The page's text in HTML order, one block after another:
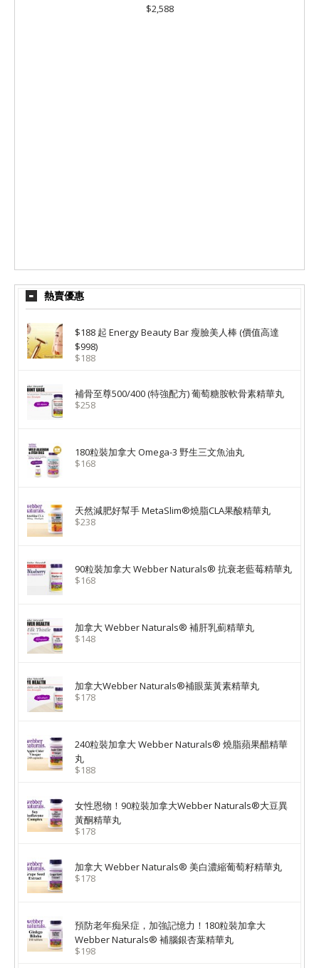
$2,588
熱賣優惠
$188 起 Energy Beauty Bar 瘦臉美人棒 (價值高達
$998)
$188
補骨至尊500/400 (特強配方) 葡萄糖胺軟骨素精華丸
$258
180粒裝加拿大 Omega-3 野生三文魚油丸
$168
天然減肥好幫手 MetaSlim®燒脂CLA果酸精華丸
$238
90粒裝加拿大 Webber Naturals® 抗衰老藍莓精華丸
$168
加拿大 Webber Naturals® 補肝乳薊精華丸
$148
加拿大Webber Naturals®補眼葉黃素精華丸
$178
240粒裝加拿大 Webber Naturals® 燒脂蘋果醋精華
丸
$188
女性恩物！90粒裝加拿大Webber Naturals®大豆異
黃酮精華丸
$178
加拿大 Webber Naturals® 美白濃縮葡萄籽精華丸
$178
預防老年痴呆症，加強記憶力！180粒裝加拿大
Webber Naturals® 補腦銀杏葉精華丸
$198